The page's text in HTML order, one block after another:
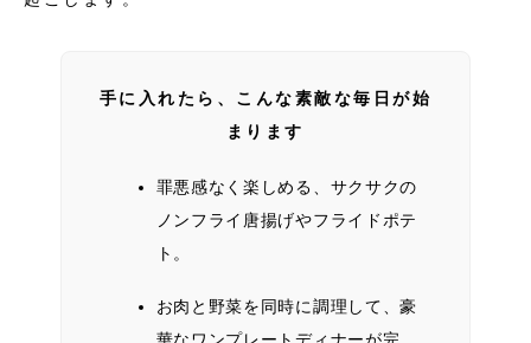
手に入れたら、こんな素敵な毎日が始
まります
罪悪感なく楽しめる、サクサクの
ノンフライ唐揚げやフライドポテ
ト。
お肉と野菜を同時に調理して、豪